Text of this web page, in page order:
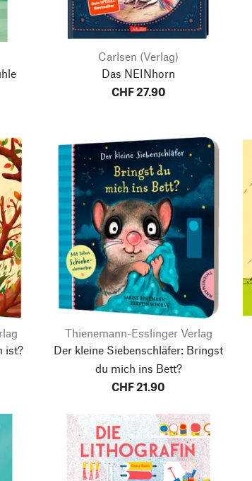
Carlsen (Verlag)
Das NEINhorn
CHF 27.90
ist?
Thienemann-Esslinger Verlag
Der kleine Siebenschläfer: Bringst
du mich ins Bett?
CHF 21.90